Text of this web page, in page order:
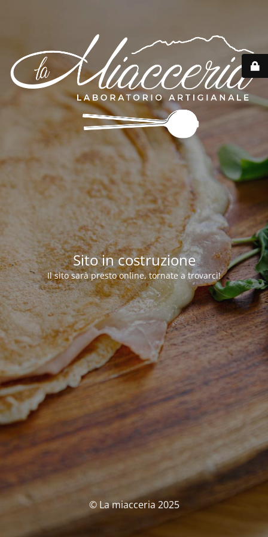
Sito in costruzione
Il sito sarà presto online, tornate a trovarci!
© La miacceria 2025